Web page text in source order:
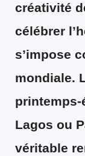
créativité
célébrer
s’impose
mondiale.
Lagos ou
véritable